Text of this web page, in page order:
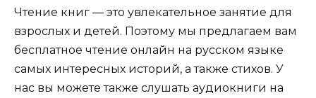
Чтение книг — это увлекательное занятие для
взрослых и детей. Поэтому мы предлагаем вам
бесплатное чтение онлайн на русском языке
самых интересных историй, а также стихов. У
нас вы можете также слушать аудиокниги на